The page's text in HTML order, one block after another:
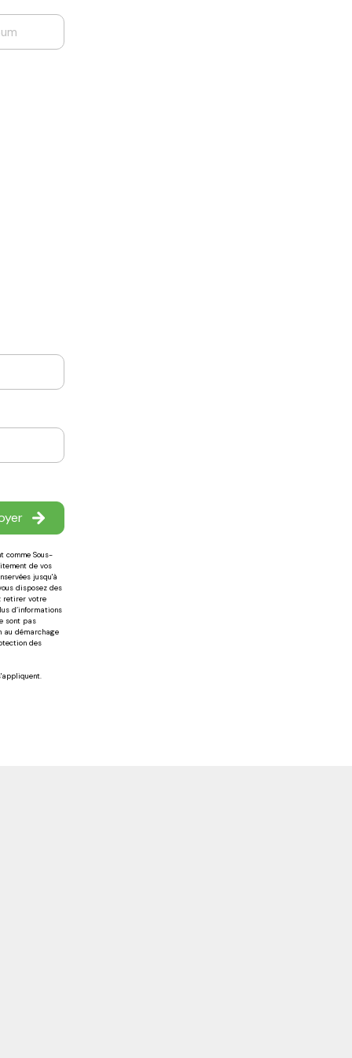
comme Sous-
de vos
jusqu'à
disposez des
retirer votre
d’informations
sont pas
au démarchage
des